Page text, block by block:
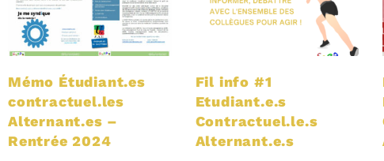
Mémo Étudiant.es
contractuel.les
Alternant.es –
Rentrée 2024
Fil info #1
Etudiant.e.s
Contractuel.le.s
Alternant.e.s